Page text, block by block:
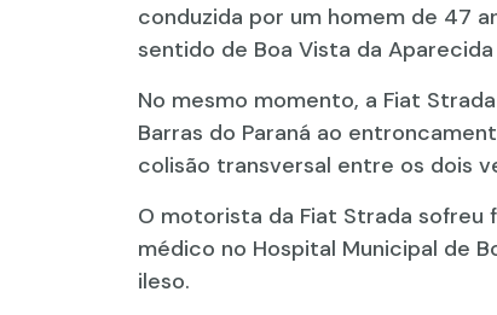
conduzida por um homem de 47
sentido de Boa Vista da
No mesmo momento, a Fiat
Barras do Paraná ao
colisão transversal entre os dois
O motorista da Fiat Strada
médico no Hospital Municipal de
ileso.